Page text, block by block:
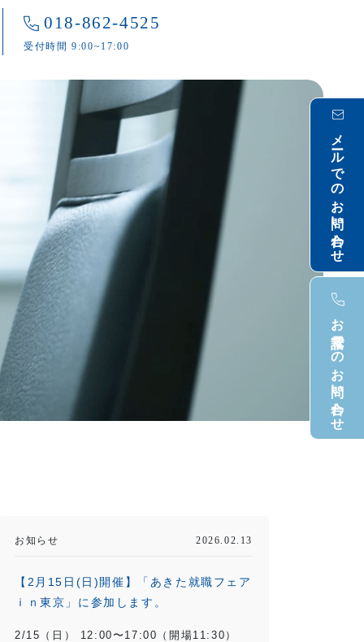
018-862-4525
受付時間 9:00~17:00
お知らせ 2026.02.13
【2月15日(日)開催】「あきた就職フェア
ｉｎ東京」に参加します。
2/15（日） 12:00〜17:00（開場11:30）
メールでのお問い合わせ
お電話でのお問い合わせ